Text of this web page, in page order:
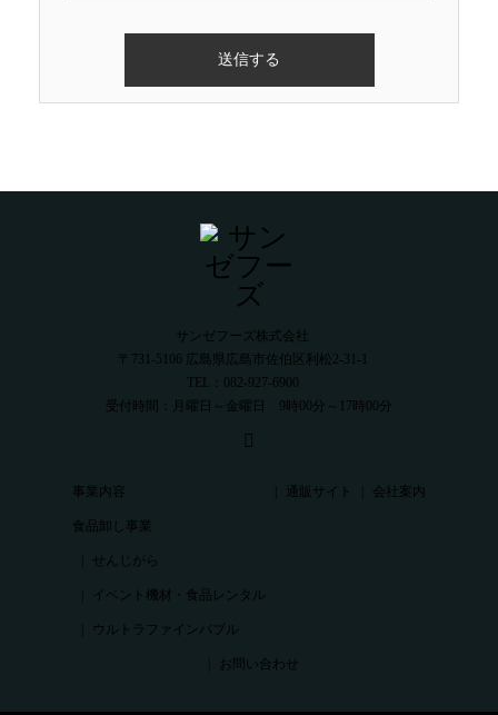
サンゼフーズ株式会社
〒731-5106 広島県広島市佐伯区利松2-31-1
TEL：082-927-6900
受付時間：月曜日～金曜日 9時00分～17時00分
事業内容
食品卸し事業
せんじがら
イベント機材・食品レンタル
ウルトラファインバブル
通販サイト 会社案内
お問い合わせ